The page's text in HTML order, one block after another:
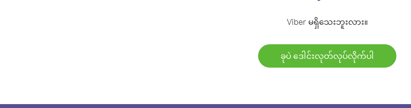
Viber မရှိသေးဘူးလား။
ခုပဲ ဒေါင်းလုတ်လုပ်လိုက်ပါ